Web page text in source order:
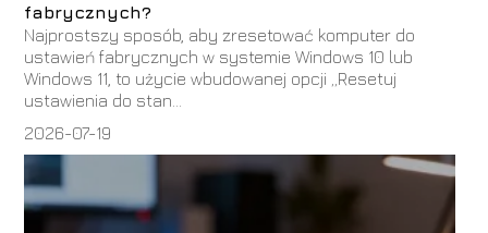
fabrycznych?
Najprostszy sposób, aby zresetować komputer do
ustawień fabrycznych w systemie Windows 10 lub
Windows 11, to użycie wbudowanej opcji „Resetuj
ustawienia do stan...
2026-07-19